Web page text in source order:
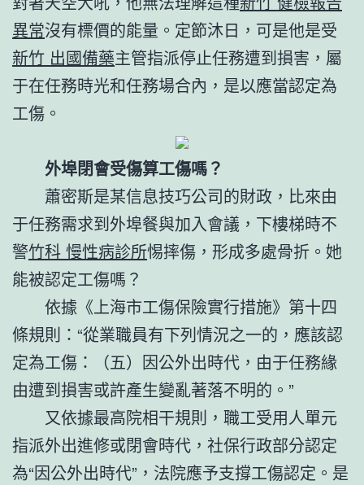
異常沒有標價的能量。定節沐日，可是他是受
新竹 出國備藥主管指派停止任務遭到損害，屬
于在任務時光和任務場合內，是以應當認定為
工傷。
外埠閉會受傷算工傷嗎？
蕭密斯是某信息技巧公司的財政，比來由
于任務需求到外埠餐與加入會議，下樓梯時不
警竹科 慢性病診所惕摔傷，形成多處骨折。她
能被認定工傷嗎？
依據《上海市工傷保險實行措施》第十四
條規則：“從業職員有下列情況之一的，應該認
定為工傷：（五）因公外出時代，由于任務緣
由遭到損害或許產生變亂著落不明的。”
又依據最高院相干規則，職工受用人單元
指派外出進修或閉會時代，社保行政部分認定
為“因公外出時代”，法院應予支撐工傷認定。是